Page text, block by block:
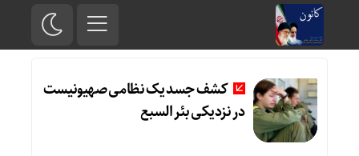
کشف جسد یک نظامی صهیونیست
در نزدیکی بئر السبع